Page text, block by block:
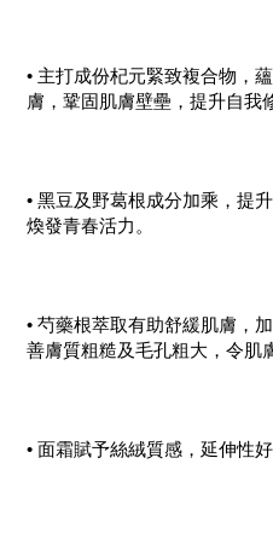
• 主打成份杞元緊致複合物，
膚，鞏固肌膚壁壘，提升自我
• 黑豆及野葛根成分加乘，提
煥發青春活力。
• 芍藥根萃取有助舒緩肌膚，
善膚質粗糙及毛孔粗大，令肌
• 面霜賦予絲絨質感，延伸性